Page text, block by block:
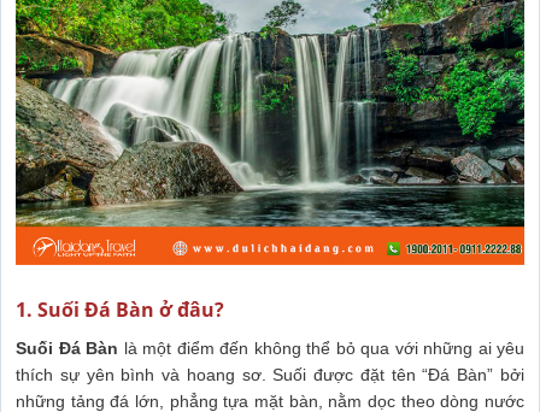
1. Suối Đá Bàn ở đâu?
Suối Đá Bàn là một điểm đến không thể bỏ qua với những ai yêu
thích sự yên bình và hoang sơ. Suối được đặt tên “Đá Bàn” bởi
những tảng đá lớn, phẳng tựa mặt bàn, nằm dọc theo dòng nước